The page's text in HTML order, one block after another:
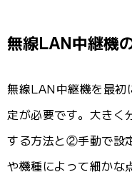
無線LAN中継機
無線LAN中継機を最初
定が必要です。大き
する方法と②手動で設
や機種によって細かな